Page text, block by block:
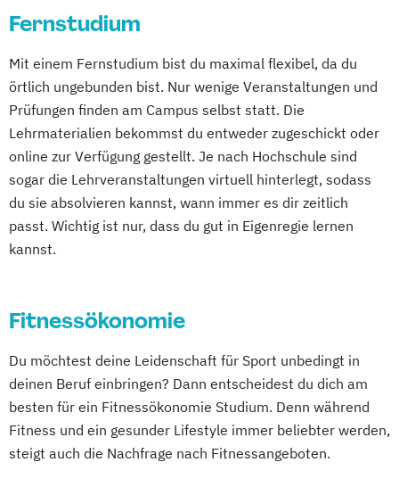
Kindheitspädagogik
Logopädie Medizintechnik Pflege
Pflegemanagement Pflegepädagogik
Physiotherapie Psychologie
Public Health Pädagogik Pädagogik
Bildungsberatung und Leitung
Soziale Arbeit Sozialmanagement
Kindheitspädagogik Duales Studium
Komplementäre Heilverfahren in der
Schmerztherapie
Krisenmanagement im Be­völ­kerungsschutz
i.V.
Logopädie
Medical Fitness & Athletic Management
Medizinalfachberufe
Pharmamanagement und
Physiotherapie
Psychologie
Psychologie mit Schwerpunkt Klinische
Psychologie und Psychologisches
Fernstudium
Mit einem Fernstudium bist du maximal flexibel, da du
örtlich ungebunden bist. Nur wenige Veranstaltungen und
Prüfungen finden am Campus selbst statt. Die
Lehrmaterialien bekommst du entweder zugeschickt oder
online zur Verfügung gestellt. Je nach Hochschule sind
sogar die Lehrveranstaltungen virtuell hinterlegt, sodass
du sie absolvieren kannst, wann immer es dir zeitlich
passt. Wichtig ist nur, dass du gut in Eigenregie lernen
kannst.
Fitnessökonomie
Du möchtest deine Leidenschaft für Sport unbedingt in
deinen Beruf einbringen? Dann entscheidest du dich am
besten für ein Fitnessökonomie Studium. Denn während
Fitness und ein gesunder Lifestyle immer beliebter werden,
steigt auch die Nachfrage nach Fitnessangeboten.